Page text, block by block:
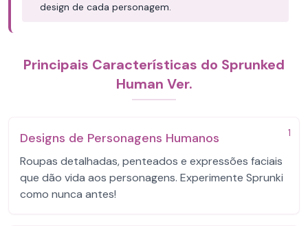
design de cada personagem.
Principais Características do Sprunked
Human Ver.
1
Designs de Personagens Humanos
Roupas detalhadas, penteados e expressões faciais
que dão vida aos personagens. Experimente Sprunki
como nunca antes!